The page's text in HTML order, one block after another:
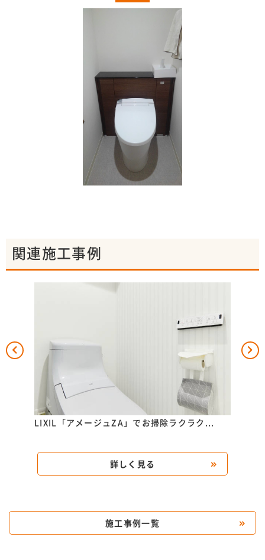
関連施工事例
LIXIL「アメージュZA」でお掃除ラクラク...
詳しく見る
施工事例一覧